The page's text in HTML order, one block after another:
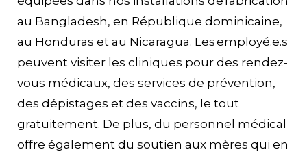
au Bangladesh, en République dominicaine,
au Honduras et au Nicaragua. Les employé.e.s
peuvent visiter les cliniques pour des rendez-
vous médicaux, des services de prévention,
des dépistages et des vaccins, le tout
gratuitement. De plus, du personnel médical
offre également du soutien aux mères qui en